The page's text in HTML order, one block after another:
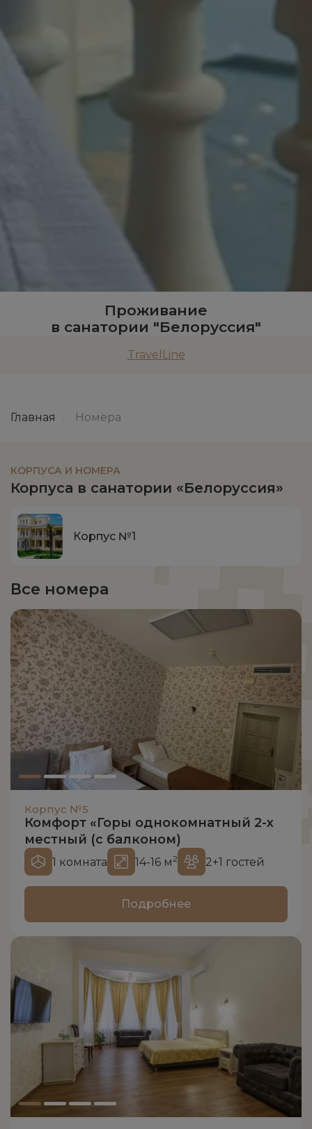
Проживание
в санатории "Белоруссия"
TravelLine
Главная Номера
КОРПУСА И НОМЕРА
Корпуса в санатории «Белоруссия»
Корпус №1
Все номера
Корпус №5
Комфорт «Горы однокомнатный 2-х
местный (с балконом)
1 комната 14-16 м2 2+1 гостей
Подробнее